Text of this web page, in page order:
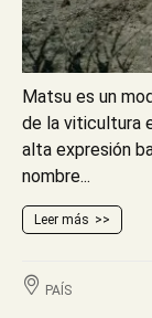
Matsu es un
de la viticultura
alta expresión
nombre...
Leer más
PAÍS